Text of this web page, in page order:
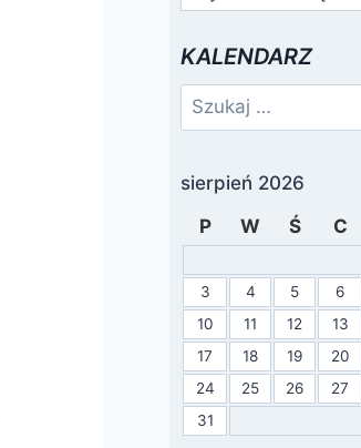
KALENDARZ
Szukaj:
sierpień 2026
P
W Ś C
3
4 5 6
10
11 12 13
17
18 19 20
24
25 26 27
31